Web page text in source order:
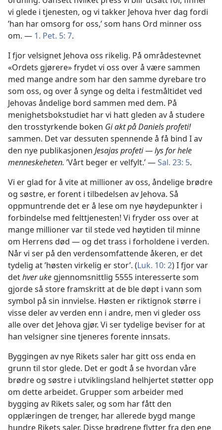
vi glede i tjenesten, og vi takker Jehova hver dag fordi
’han har omsorg for oss,’ som hans Ord minner oss
om. — 1. Pet. 5: 7.
I fjor velsignet Jehova oss rikelig. På områdestevnet
«Ordets gjørere» frydet vi oss over å være sammen
med mange andre som har den samme dyrebare tro
som oss, og over å synge og delta i festmåltidet ved
Jehovas åndelige bord sammen med dem. På
menighetsbokstudiet har vi hatt gleden av å studere
den trosstyrkende boken Gi akt på Daniels profeti!
sammen. Det var dessuten spennende å få bind I av
den nye publikasjonen Jesajas profeti — lys for hele
menneskeheten. ’Vårt beger er velfylt.’ —Sal. 23: 5.
Vi er glad for å vite at millioner av oss, åndelige brødre
og søstre, er forent i tilbedelsen av Jehova. Så
oppmuntrende det er å lese om nye høydepunkter i
forbindelse med felttjenesten! Vi fryder oss over at
mange millioner var til stede ved høytiden til minne
om Herrens død — og det trass i forholdene i verden.
Når vi ser på den verdensomfattende åkeren, er det
tydelig at ’høsten virkelig er stor’. (Luk. 10: 2) I fjor var
dethver uke gjennomsnittlig 5555 interesserte som
gjorde så store framskritt at de ble døpt i vann som
symbol på sin innvielse. Høsten er riktignok større i
visse deler av verden enn i andre, men vi gleder oss
alle over det Jehova gjør. Vi ser tydelige beviser for at
han velsigner sine tjeneres forente innsats.
Byggingen av nye Rikets saler har gitt oss enda en
grunn til stor glede. Det er godt å se hvordan våre
brødre og søstre i utviklingsland helhjertet støtter opp
om dette arbeidet. Grupper som arbeider med
bygging av Rikets saler, og som har fått den
opplæringen de trenger, har allerede bygd mange
hundre Rikets saler. Disse brødrene flytter fra den ene